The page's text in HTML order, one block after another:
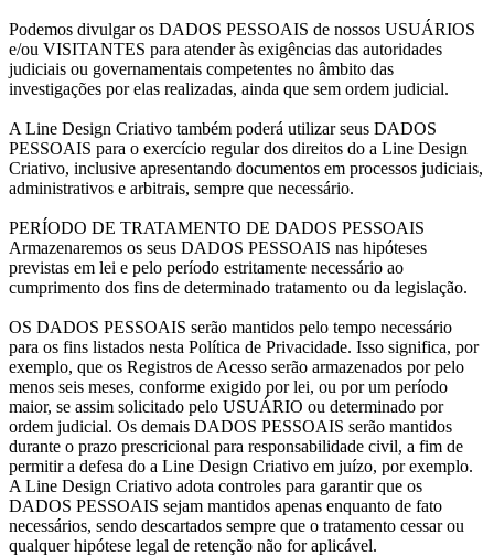
Podemos divulgar os DADOS PESSOAIS de nossos USUÁRIOS
e/ou VISITANTES para atender às exigências das autoridades
judiciais ou governamentais competentes no âmbito das
investigações por elas realizadas, ainda que sem ordem judicial.
A Line Design Criativo também poderá utilizar seus DADOS
PESSOAIS para o exercício regular dos direitos do a Line Design
Criativo, inclusive apresentando documentos em processos judiciais,
administrativos e arbitrais, sempre que necessário.
PERÍODO DE TRATAMENTO DE DADOS PESSOAIS
Armazenaremos os seus DADOS PESSOAIS nas hipóteses
previstas em lei e pelo período estritamente necessário ao
cumprimento dos fins de determinado tratamento ou da legislação.
OS DADOS PESSOAIS serão mantidos pelo tempo necessário
para os fins listados nesta Política de Privacidade. Isso significa, por
exemplo, que os Registros de Acesso serão armazenados por pelo
menos seis meses, conforme exigido por lei, ou por um período
maior, se assim solicitado pelo USUÁRIO ou determinado por
ordem judicial. Os demais DADOS PESSOAIS serão mantidos
durante o prazo prescricional para responsabilidade civil, a fim de
permitir a defesa do a Line Design Criativo em juízo, por exemplo.
A Line Design Criativo adota controles para garantir que os
DADOS PESSOAIS sejam mantidos apenas enquanto de fato
necessários, sendo descartados sempre que o tratamento cessar ou
qualquer hipótese legal de retenção não for aplicável.